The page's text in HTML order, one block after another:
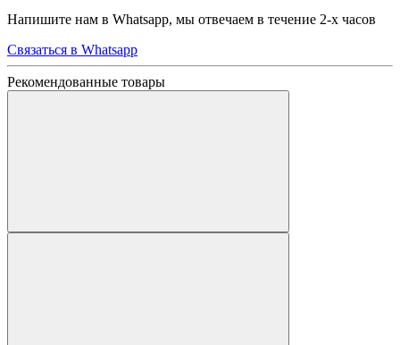
Напишите нам в Whatsapp, мы отвечаем в течение 2-х часов
Связаться в Whatsapp
Рекомендованные товары